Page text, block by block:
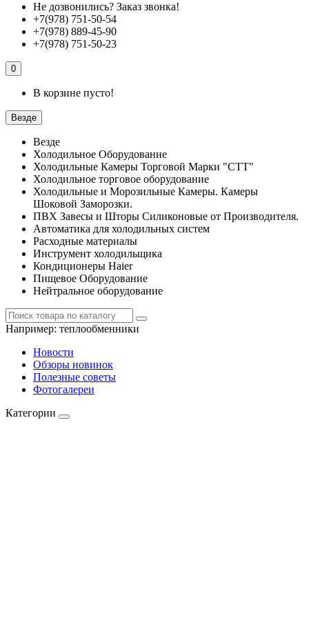
Не дозвонились? Заказ звонка!
+7(978) 751-50-54
+7(978) 889-45-90
+7(978) 751-50-23
0
В корзине пусто!
Везде
Везде
Холодильное Оборудование
Холодильные Камеры Торговой Марки "СТТ"
Холодильное торговое оборудование
Холодильные и Морозильные Камеры. Камеры
Шоковой Заморозки.
ПВХ Завесы и Шторы Силиконовые от Производителя.
Автоматика для холодильных систем
Расходные материалы
Инструмент холодильщика
Кондиционеры Haier
Пищевое Оборудование
Нейтральное оборудование
Например: теплообменники
Новости
Обзоры новинок
Полезные советы
Фотогалереи
Категории